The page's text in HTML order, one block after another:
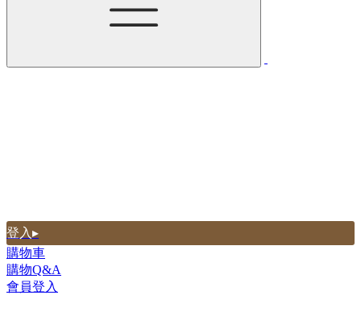
登入▸
購物車
購物Q&A
會員登入